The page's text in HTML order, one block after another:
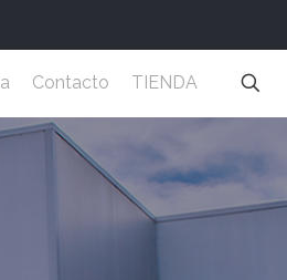
Contacto TIENDA